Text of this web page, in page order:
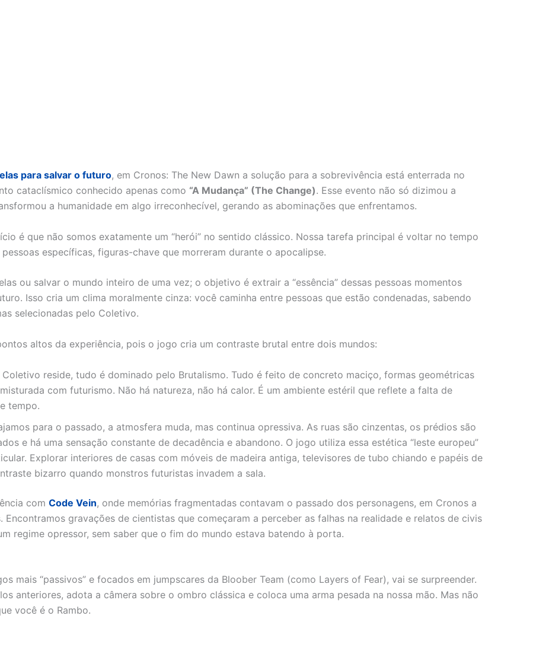
para salvar o futuro, em Cronos: The New Dawn a solução para a sobrevivência está enterrada no
cataclísmico conhecido apenas como “A Mudança” (The Change). Esse evento não só dizimou a
a humanidade em algo irreconhecível, gerando as abominações que enfrentamos.
é que não somos exatamente um “herói” no sentido clássico. Nossa tarefa principal é voltar no tempo
específicas, figuras-chave que morreram durante o apocalipse.
ou salvar o mundo inteiro de uma vez; o objetivo é extrair a “essência” dessas pessoas momentos
Isso cria um clima moralmente cinza: você caminha entre pessoas que estão condenadas, sabendo
selecionadas pelo Coletivo.
altos da experiência, pois o jogo cria um contraste brutal entre dois mundos:
Coletivo reside, tudo é dominado pelo Brutalismo. Tudo é feito de concreto maciço, formas geométricas
com futurismo. Não há natureza, não há calor. É um ambiente estéril que reflete a falta de
tempo.
para o passado, a atmosfera muda, mas continua opressiva. As ruas são cinzentas, os prédios são
e há uma sensação constante de decadência e abandono. O jogo utiliza essa estética “leste europeu”
Explorar interiores de casas com móveis de madeira antiga, televisores de tubo chiando e papéis de
bizarro quando monstros futuristas invadem a sala.
com Code Vein, onde memórias fragmentadas contavam o passado dos personagens, em Cronos a
Encontramos gravações de cientistas que começaram a perceber as falhas na realidade e relatos de civis
regime opressor, sem saber que o fim do mundo estava batendo à porta.
mais “passivos” e focados em jumpscares da Bloober Team (como Layers of Fear), vai se surpreender.
anteriores, adota a câmera sobre o ombro clássica e coloca uma arma pesada na nossa mão. Mas não
você é o Rambo.